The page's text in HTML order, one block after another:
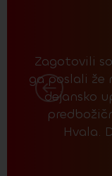
Zagotovili
ga poslali že
dejansko
Hvala.